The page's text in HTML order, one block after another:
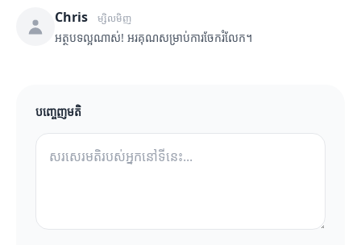
Chris ម្សិលមិញ
អត្ថបទល្អណាស់! អរគុណសម្រាប់ការចែករំលែក។
បញ្ចេញមតិ